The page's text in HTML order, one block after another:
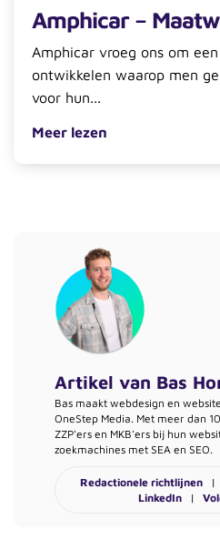
Amphicar –
Amphicar vroeg ons om
ontwikkelen waarop men
voor hun...
Meer lezen
Artikel van Bas
Bas maakt webdesign en
OneStep Media. Met meer dan
ZZP'ers en MKB'ers bij hun
zoekmachines met SEA en SEO.
Redactionele richtlijnen|
LinkedIn|